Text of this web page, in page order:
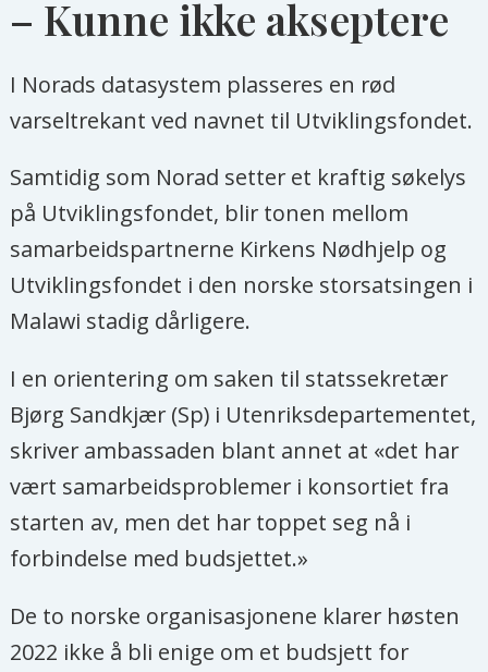
– Kunne ikke akseptere
I Norads datasystem plasseres en rød
varseltrekant ved navnet til Utviklingsfondet.
Samtidig som Norad setter et kraftig søkelys
på Utviklingsfondet, blir tonen mellom
samarbeidspartnerne Kirkens Nødhjelp og
Utviklingsfondet i den norske storsatsingen i
Malawi stadig dårligere.
I en orientering om saken til statssekretær
Bjørg Sandkjær (Sp) i Utenriksdepartementet,
skriver ambassaden blant annet at «det har
vært samarbeidsproblemer i konsortiet fra
starten av, men det har toppet seg nå i
forbindelse med budsjettet.»
De to norske organisasjonene klarer høsten
2022 ikke å bli enige om et budsjett for